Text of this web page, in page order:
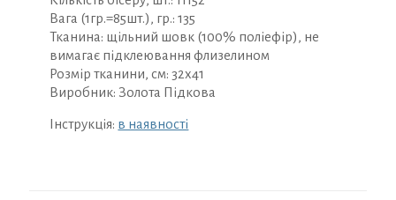
Вага (1гр.=85шт.), гр.: 135
Тканина: щільний шовк (100% поліефір), не
вимагає підклеювання флизелином
Розмір тканини, см: 32х41
Виробник: Золота Підкова
Інструкція: в наявності